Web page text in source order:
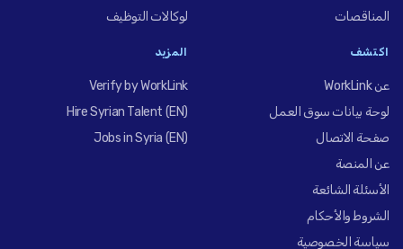
المناقصات
لوكالات التوظيف
اكتشف
عن WorkLink
لوحة بيانات سوق العمل
صفحة الاتصال
عن المنصة
الأسئلة الشائعة
الشروط والأحكام
سياسة الخصوصية
المزيد
Verify by WorkLink
Hire Syrian Talent (EN)
Jobs in Syria (EN)